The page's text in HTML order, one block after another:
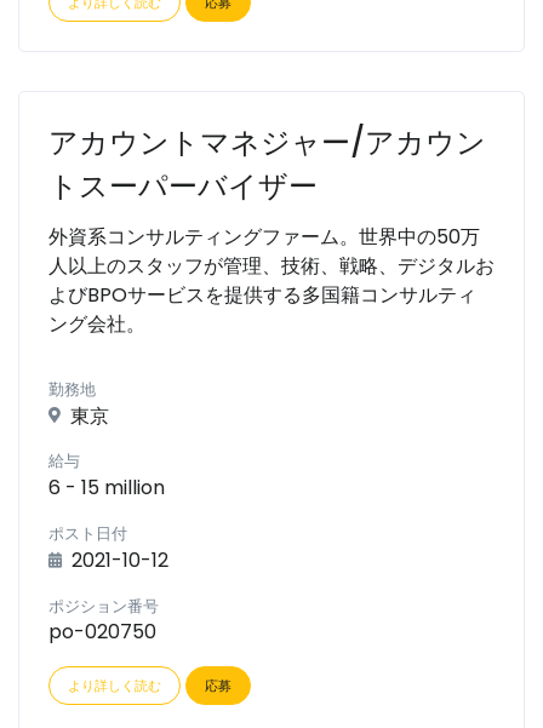
アカウントマネジャー/アカウン
トスーパーバイザー
外資系コンサルティングファーム。世界中の50万
人以上のスタッフが管理、技術、戦略、デジタルお
よびBPOサービスを提供する多国籍コンサルティ
ング会社。
勤務地
東京
給与
6 - 15 million
ポスト日付
2021-10-12
ポジション番号
po-020750
より詳しく読む 応募